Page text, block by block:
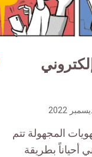
المجهولة تتم
أحياناً بطريقة